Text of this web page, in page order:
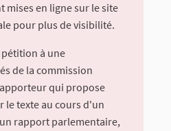
mises en ligne sur le site
pour plus de visibilité.
à une
de la commission
qui propose
le texte au cours d'un
rapport parlementaire,